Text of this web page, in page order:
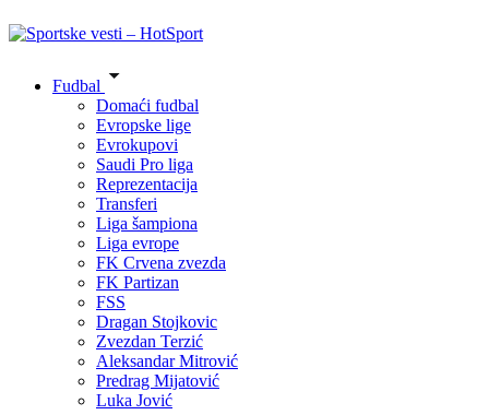
Fudbal
Domaći fudbal
Evropske lige
Evrokupovi
Saudi Pro liga
Reprezentacija
Transferi
Liga šampiona
Liga evrope
FK Crvena zvezda
FK Partizan
FSS
Dragan Stojkovic
Zvezdan Terzić
Aleksandar Mitrović
Predrag Mijatović
Luka Jović